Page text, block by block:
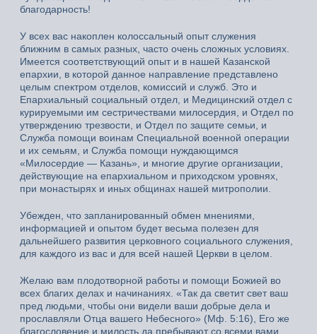
благодарность!
У всех вас накоплен колоссальный опыт служения
ближним в самых разных, часто очень сложных условиях.
Имеется соответствующий опыт и в нашей Казанской
епархии, в которой данное направление представлено
целым спектром отделов, комиссий и служб. Это и
Епархиальный социальный отдел, и Медицинский отдел с
курируемыми им сестричествами милосердия, и Отдел по
утверждению трезвости, и Отдел по защите семьи, и
Служба помощи воинам Специальной военной операции
и их семьям, и Служба помощи нуждающимся
«Милосердие — Казань», и многие другие организации,
действующие на епархиальном и приходском уровнях,
при монастырях и иных общинах нашей митрополии.
Убежден, что запланированный обмен мнениями,
информацией и опытом будет весьма полезен для
дальнейшего развития церковного социального служения,
для каждого из вас и для всей нашей Церкви в целом.
Желаю вам плодотворной работы и помощи Божией во
всех благих делах и начинаниях. «Так да светит свет ваш
пред людьми, чтобы они видели ваши добрые дела и
прославляли Отца вашего Небесного» (Мф. 5:16), Его же
благословение и милость да пребывают со всеми вами.